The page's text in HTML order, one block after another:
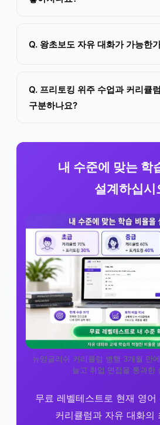
Q. 왕초보도 자유 대화가 가능한
Q. 프리토킹 위주 수업과 커리큘
구분하나요?
내 수준에 맞는 학
설계하십시
뉴잉글리쉬 커리큘럼 병행 3개월 만
늘고 취업 면접을 통과한
무료 레벨테스트로 현재 영어
커리큘럼과 자유 대화의